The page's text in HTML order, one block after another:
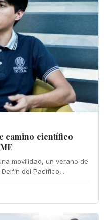
camino científico
movilidad, un verano de
del Pacífico,...